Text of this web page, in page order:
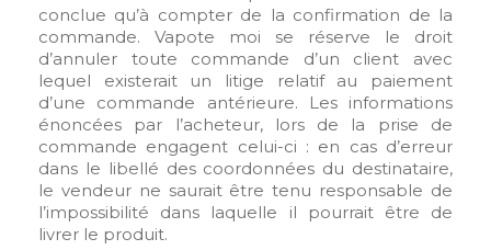
conclue qu’à compter de la confirmation de la
commande. Vapote moi se réserve le droit
d’annuler toute commande d’un client avec
lequel existerait un litige relatif au paiement
d’une commande antérieure. Les informations
énoncées par l’acheteur, lors de la prise de
commande engagent celui-ci : en cas d’erreur
dans le libellé des coordonnées du destinataire,
le vendeur ne saurait être tenu responsable de
l’impossibilité dans laquelle il pourrait être de
livrer le produit.